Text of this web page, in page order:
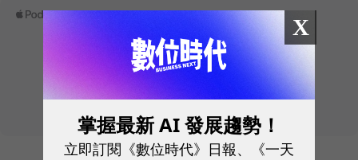
X
掌握最新 AI 發展趨勢！
立即訂閱《數位時代》日報、《一天